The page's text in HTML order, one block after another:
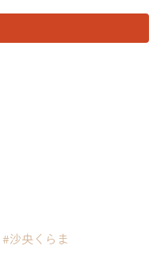
#沙央くらま